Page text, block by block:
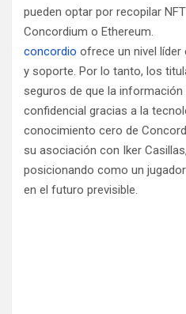
pueden optar por recopilar
Concordium o Ethereum.
concordio ofrece un nivel líder
y soporte. Por lo tanto, los
seguros de que la
confidencial gracias a la
conocimiento cero de
su asociación con Iker
posicionando como un
en el futuro previsible.